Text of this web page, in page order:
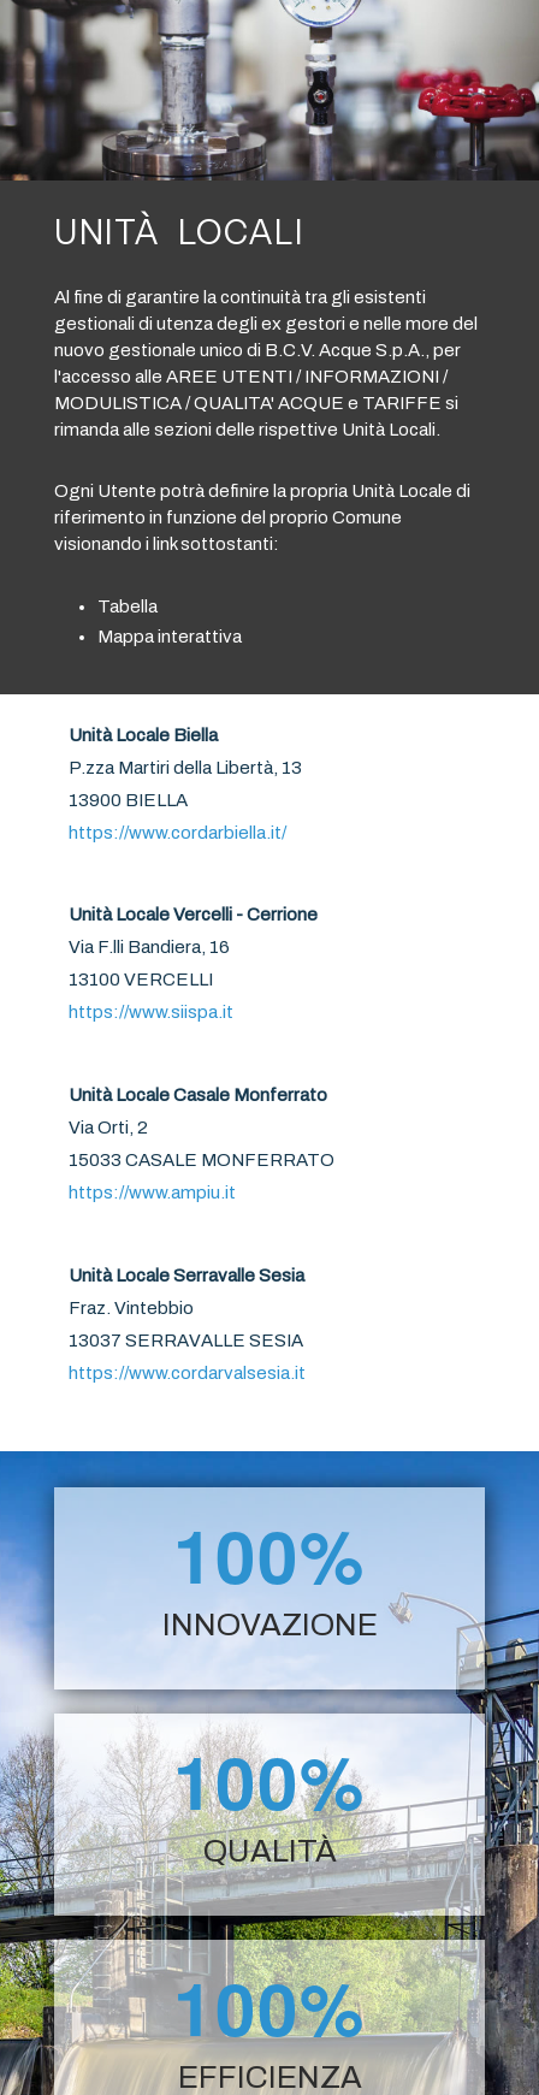
UNITÀ LOCALI
Al fine di garantire la continuità tra gli esistenti
gestionali di utenza degli ex gestori e nelle more del
nuovo gestionale unico di B.C.V. Acque S.p.A., per
l'accesso alle AREE UTENTI / INFORMAZIONI /
MODULISTICA / QUALITA' ACQUE e TARIFFE si
rimanda alle sezioni delle rispettive Unità Locali.
Ogni Utente potrà definire la propria Unità Locale di
riferimento in funzione del proprio Comune
visionando i link sottostanti:
Tabella
Mappa interattiva
Unità Locale Biella
P.zza Martiri della Libertà, 13
13900 BIELLA
https://www.cordarbiella.it/
Unità Locale Vercelli - Cerrione
Via F.lli Bandiera, 16
13100 VERCELLI
https://www.siispa.it
Unità Locale Casale Monferrato
Via Orti, 2
15033 CASALE MONFERRATO
https://www.ampiu.it
Unità Locale Serravalle Sesia
Fraz. Vintebbio
13037 SERRAVALLE SESIA
https://www.cordarvalsesia.it
100%
INNOVAZIONE
100%
QUALITÀ
100%
EFFICIENZA